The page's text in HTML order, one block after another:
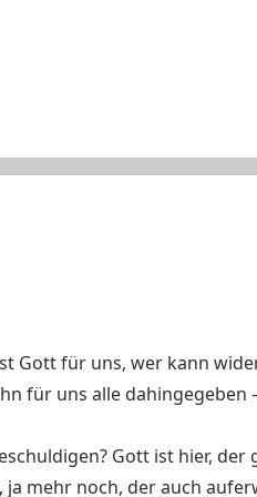
Gott für uns, wer kann
für uns alle dahingegeben
Gott ist hier,
ja mehr noch, der auch